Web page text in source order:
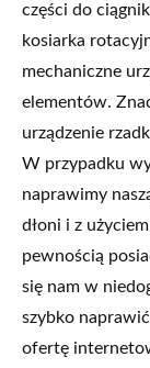
części do
kosiarka
mechaniczne
elementów.
urządzenie
W przypadku
naprawimy
dłoni i z
pewnością
się nam w
szybko
ofertę